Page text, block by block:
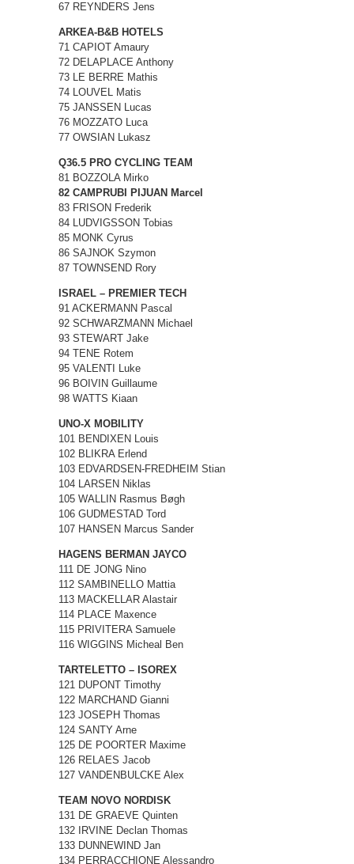
67 REYNDERS Jens
ARKEA-B&B HOTELS
71 CAPIOT Amaury
72 DELAPLACE Anthony
73 LE BERRE Mathis
74 LOUVEL Matis
75 JANSSEN Lucas
76 MOZZATO Luca
77 OWSIAN Lukasz
Q36.5 PRO CYCLING TEAM
81 BOZZOLA Mirko
82 CAMPRUBI PIJUAN Marcel
83 FRISON Frederik
84 LUDVIGSSON Tobias
85 MONK Cyrus
86 SAJNOK Szymon
87 TOWNSEND Rory
ISRAEL – PREMIER TECH
91 ACKERMANN Pascal
92 SCHWARZMANN Michael
93 STEWART Jake
94 TENE Rotem
95 VALENTI Luke
96 BOIVIN Guillaume
98 WATTS Kiaan
UNO-X MOBILITY
101 BENDIXEN Louis
102 BLIKRA Erlend
103 EDVARDSEN-FREDHEIM Stian
104 LARSEN Niklas
105 WALLIN Rasmus Bøgh
106 GUDMESTAD Tord
107 HANSEN Marcus Sander
HAGENS BERMAN JAYCO
111 DE JONG Nino
112 SAMBINELLO Mattia
113 MACKELLAR Alastair
114 PLACE Maxence
115 PRIVITERA Samuele
116 WIGGINS Micheal Ben
TARTELETTO – ISOREX
121 DUPONT Timothy
122 MARCHAND Gianni
123 JOSEPH Thomas
124 SANTY Arne
125 DE POORTER Maxime
126 RELAES Jacob
127 VANDENBULCKE Alex
TEAM NOVO NORDISK
131 DE GRAEVE Quinten
132 IRVINE Declan Thomas
133 DUNNEWIND Jan
134 PERRACCHIONE Alessandro